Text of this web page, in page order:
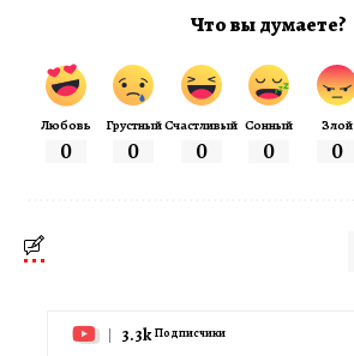
Что вы думаете?
Любовь
0
Грустный
0
Счастливый
0
Сонный
0
Злой
0
3.3k Подписчики